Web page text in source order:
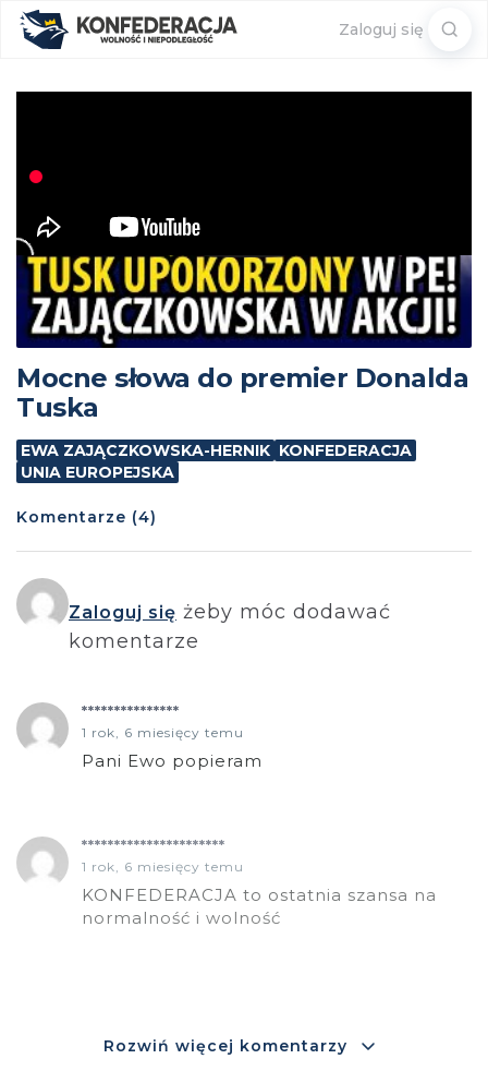
Zaloguj się
Mocne słowa do premier Donalda
Tuska
EWA ZAJĄCZKOWSKA-HERNIK KONFEDERACJA
UNIA EUROPEJSKA
Komentarze (4)
Zaloguj się żeby móc dodawać
komentarze
***************
1 rok, 6 miesięcy temu
Pani Ewo popieram
**********************
1 rok, 6 miesięcy temu
KONFEDERACJA to ostatnia szansa na
normalność i wolność
Rozwiń więcej komentarzy